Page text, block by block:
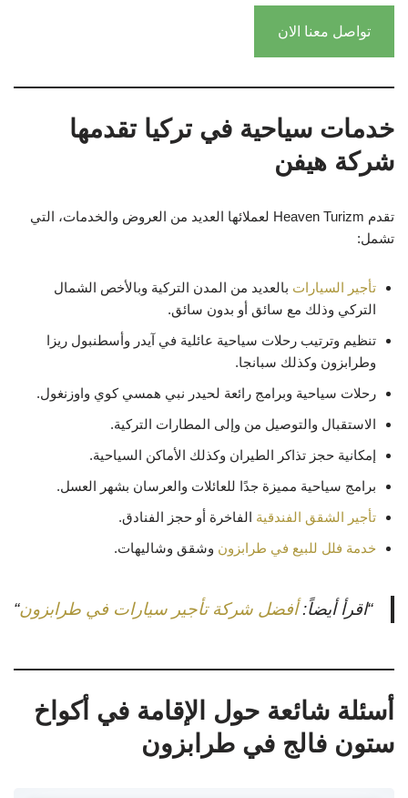
تواصل معنا الان
خدمات سياحية في تركيا تقدمها
شركة هيفن
تقدم Heaven Turizm لعملائها العديد من العروض والخدمات، التي
تشمل:
تأجير السيارات بالعديد من المدن التركية وبالأخص الشمال
التركي وذلك مع سائق أو بدون سائق.
تنظيم وترتيب رحلات سياحية عائلية في آيدر وأسطنبول ريزا
وطرابزون وكذلك سبانجا.
رحلات سياحية وبرامج رائعة لحيدر نبي همسي كوي واوزنغول.
الاستقبال والتوصيل من وإلى المطارات التركية.
إمكانية حجز تذاكر الطيران وكذلك الأماكن السياحية.
برامج سياحية مميزة جدًا للعائلات والعرسان بشهر العسل.
تأجير الشقق الفندقية الفاخرة أو حجز الفنادق.
خدمة فلل للبيع في طرابزون وشقق وشاليهات.
“اقرأ أيضاً:أفضل شركة تأجير سيارات في طرابزون“
أسئلة شائعة حول الإقامة في أكواخ
ستون فالج في طرابزون